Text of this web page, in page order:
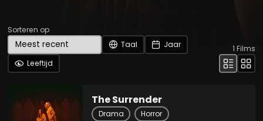
Sorteren op
Taal
Jaar
Leeftijd
1 Films
The Surrender
Drama
Horror